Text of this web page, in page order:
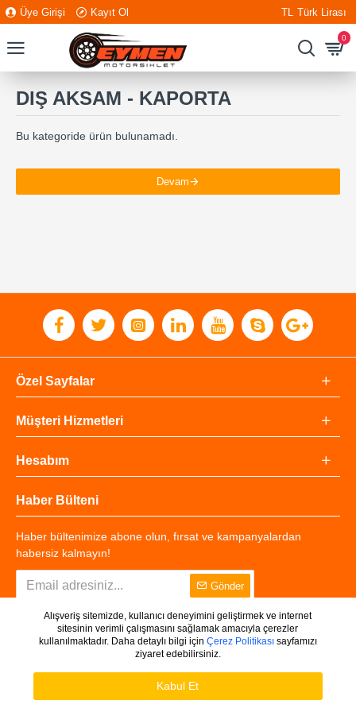
Üye Girişi Kayıt Ol TL Türk Lirası
0
DIŞ AKSAM - KAPORTA
Bu kategoride ürün bulunamadı.
Devam
Özel Sayfalar
Müşteri Hizmetleri
Hesabım
Haber Bülteni
Haber bültenimize abone olun, fırsat ve kampanyalardan
habersiz kalmayın!
Gönder
Copyright © 2025 - Tüm Hakları Saklıdır.
Alışveriş sitemizde, kullanıcı deneyimini geliştirmek ve internet
sitesinin verimli çalışmasını sağlamak amacıyla çerezler
kullanılmaktadır. Daha detaylı bilgi için Çerez Politikasısayfamızı
ziyaret edebilirsiniz.
Kabul Et
Ürünleri Filtrele